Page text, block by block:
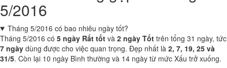
5/2016
Tháng 5/2016 có bao nhiêu ngày tốt?
Tháng 5/2016 có 5 ngày Rất tốt và 2 ngày Tốt trên tổng 31 ngày, tức
7 ngày dùng được cho việc quan trọng. Đẹp nhất là 2, 7, 19, 25 và
31/5. Còn lại 10 ngày Bình thường và 14 ngày từ mức Xấu trở xuống.